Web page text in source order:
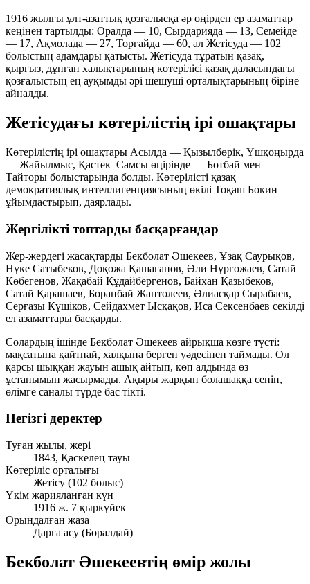
1916 жылғы ұлт-азаттық қозғалысқа әр өңірден ер азаматтар
кеңінен тартылды: Оралда — 10, Сырдарияда — 13, Семейде
— 17, Ақмолада — 27, Торғайда — 60, ал Жетісуда — 102
болыстың адамдары қатысты. Жетісуда тұратын қазақ,
қырғыз, дұнған халықтарының көтерілісі қазақ даласындағы
қозғалыстың ең ауқымды әрі шешуші орталықтарының біріне
айналды.
Жетісудағы көтерілістің ірі ошақтары
Көтерілістің ірі ошақтары Асылда — Қызылбөрік, Үшқоңырда
— Жайылмыс, Қастек–Самсы өңірінде — Ботбай мен
Тайторы болыстарында болды. Көтерілісті қазақ
демократиялық интеллигенциясының өкілі Тоқаш Бокин
ұйымдастырып, даярлады.
Жергілікті топтарды басқарғандар
Жер-жердегі жасақтарды Бекболат Әшекеев, Ұзақ Саурықов,
Нүке Сатыбеков, Доқожа Қашағанов, Әли Нұрғожаев, Сатай
Көбегенов, Жақабай Құдайбергенов, Байхан Қазыбеков,
Сатай Қарашаев, Боранбай Жантөлеев, Әлиасқар Сырабаев,
Серғазы Күшіков, Сейдахмет Ысқақов, Иса Сексенбаев секілді
ел азаматтары басқарды.
Солардың ішінде Бекболат Әшекеев айрықша көзге түсті:
мақсатына қайтпай, халқына берген уәдесінен таймады. Ол
қарсы шыққан жауын ашық айтып, көп алдында өз
ұстанымын жасырмады. Ақыры жарқын болашаққа сеніп,
өлімге саналы түрде бас тікті.
Негізгі деректер
Туған жылы, жері
1843, Қаскелең тауы
Көтеріліс орталығы
Жетісу (102 болыс)
Үкім жарияланған күн
1916 ж. 7 қыркүйек
Орындалған жаза
Дарға асу (Боралдай)
Бекболат Әшекеевтің өмір жолы